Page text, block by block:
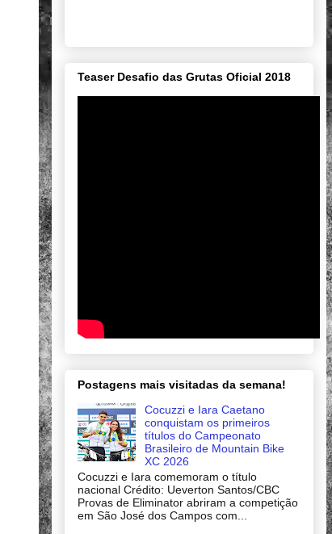
Teaser Desafio das Grutas Oficial 2018
Postagens mais visitadas da semana!
Cocuzzi e Iara Caetano
conquistam os primeiros
títulos do Campeonato
Brasileiro de Mountain Bike
XC 2026
Cocuzzi e Iara comemoram o título
nacional Crédito: Ueverton Santos/CBC
Provas de Eliminator abriram a competição
em São José dos Campos com...